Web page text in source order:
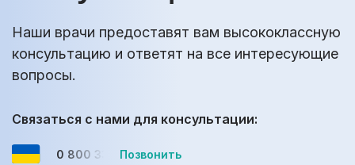
Наши врачи предоставят вам высококлассную
консультацию и ответят на все интересующие
вопросы.
Связаться с нами для консультации:
0 800 33-08-12Позвонить